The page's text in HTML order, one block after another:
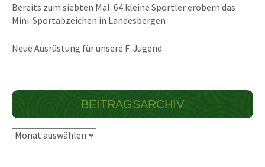
Bereits zum siebten Mal: 64 kleine Sportler erobern das
Mini-Sportabzeichen in Landesbergen
Neue Ausrüstung für unsere F-Jugend
BEITRAGSARCHIV
Beitragsarchiv